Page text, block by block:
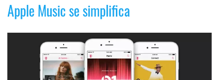
Apple Music se simplifica